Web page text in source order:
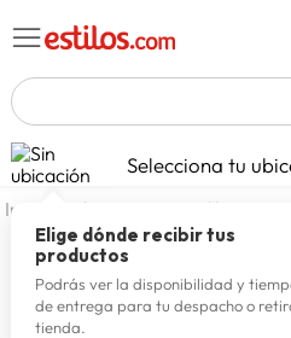
TÉRMINOS MÁS BUSCADOS
1. zapatillas mujer
2. celulares
3. zapatillas hombre
4. moda
Selecciona tu
Elige dónde recibir tus
productos
Podrás ver la disponibilidad y
de entrega para tu despacho o
tienda.
deportes y aire libre
ONE
Short Deportivo